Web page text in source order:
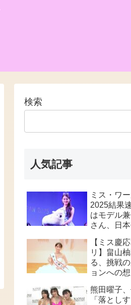
検索
人気記事
ミス・ワ
2025結果
はモデル
さん、日
【ミス慶
リ】畠山
る、挑戦
ョンへの
熊田曜子
「落とし